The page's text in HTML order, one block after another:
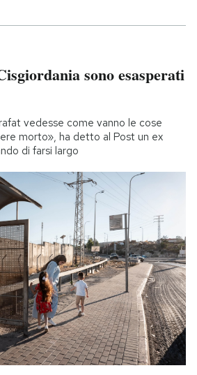
sono esasperati
vedesse come vanno le cose
morto», ha detto al Post un ex
di farsi largo